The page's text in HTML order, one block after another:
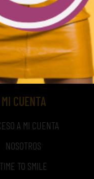
franela 12€/kg
€–240,00€ (sin IVA)
MI CUENTA
A MI CUENTA
NOSOTROS
TIME TO SMILE